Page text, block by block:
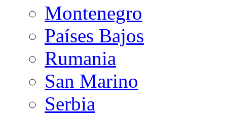
Montenegro
Países Bajos
Rumania
San Marino
Serbia